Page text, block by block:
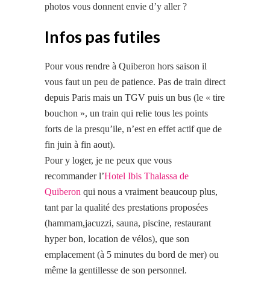
photos vous donnent envie d’y aller ?
Infos pas futiles
Pour vous rendre à Quiberon hors saison il
vous faut un peu de patience. Pas de train direct
depuis Paris mais un TGV puis un bus (le « tire
bouchon », un train qui relie tous les points
forts de la presqu’ile, n’est en effet actif que de
fin juin à fin aout).
Pour y loger, je ne peux que vous
recommander l’Hotel Ibis Thalassa de
Quiberon qui nous a vraiment beaucoup plus,
tant par la qualité des prestations proposées
(hammam,jacuzzi, sauna, piscine, restaurant
hyper bon, location de vélos), que son
emplacement (à 5 minutes du bord de mer) ou
même la gentillesse de son personnel.